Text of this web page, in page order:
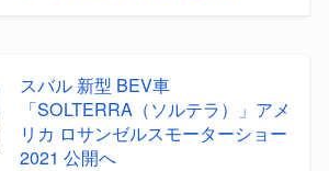
スバル 新型 BEV車
「SOLTERRA（ソルテラ）」アメ
リカ ロサンゼルスモーターショー
2021 公開へ